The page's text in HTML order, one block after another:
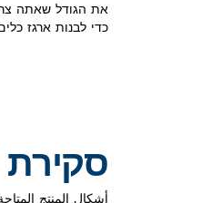
את הגודל שאתה
כדי לבנות ארגז
סקירת
أشكال المنتج